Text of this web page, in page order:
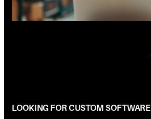
LOOKING FOR CUSTOM SOFTWARE